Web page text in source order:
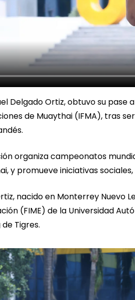
Delgado Ortiz, obtuvo su
de Muaythai (IFMA), tras
organiza campeonatos
y promueve iniciativas
nacido en Monterrey Nuevo
(FIME) de la Universidad
Tigres.